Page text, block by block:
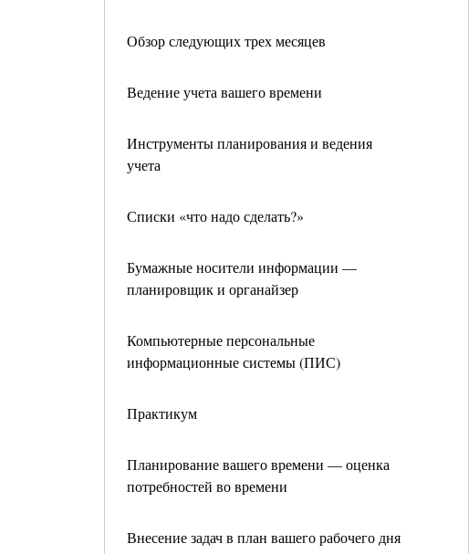
Обзор следующих трех месяцев
Ведение учета вашего времени
Инструменты планирования и ведения
учета
Списки «что надо сделать?»
Бумажные носители информации —
планировщик и органайзер
Компьютерные персональные
информационные системы (ПИС)
Практикум
Планирование вашего времени — оценка
потребностей во времени
Внесение задач в план вашего рабочего дня